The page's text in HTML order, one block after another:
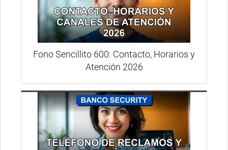
Fono Sencillito 600: Contacto, Horarios y
Atención 2026